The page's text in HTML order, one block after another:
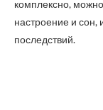
комплексно,
настроение и сон,
последствий.